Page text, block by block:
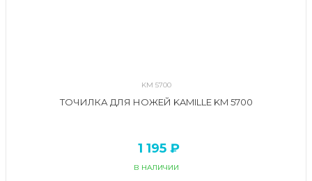
KM 5700
ТОЧИЛКА ДЛЯ НОЖЕЙ KAMILLE KM 5700
1 195 ₽
В НАЛИЧИИ